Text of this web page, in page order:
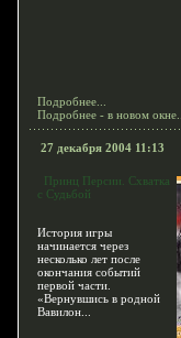
Подробнее...
Подробнее - в новом окне...
27 декабря 2004 11:13
Принц Персии. Схватка
с Судьбой
История игры
начинается через
несколько лет после
окончания событий
первой части.
«Вернувшись в родной
Вавилон...